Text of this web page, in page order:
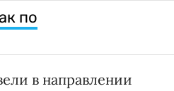
по
в направлении